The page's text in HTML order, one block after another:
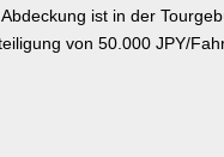
ist in der
von 50.000 JPY/